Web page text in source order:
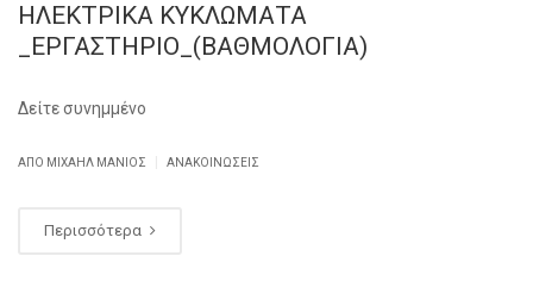
ΗΛΕΚΤΡΙΚΑ ΚΥΚΛΩΜΑΤΑ
_ΕΡΓΑΣΤΗΡΙΟ_(ΒΑΘΜΟΛΟΓΙΑ)
Δείτε συνημμένο
ΑΠΌ ΜΙΧΑΉΛ ΜΑΝΙΌΣ ΑΝΑΚΟΙΝΏΣΕΙΣ
Περισσότερα